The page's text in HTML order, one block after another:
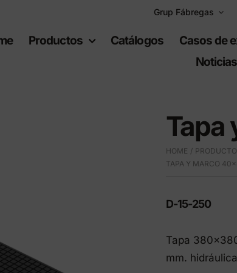
Grup Fábregas
Productos
urbano
de polietileno
Equipamiento
Catálogos Casos de
Noticias
Tapa
HOME
TAPA Y MARCO
D-15-250
Tapa
mm.